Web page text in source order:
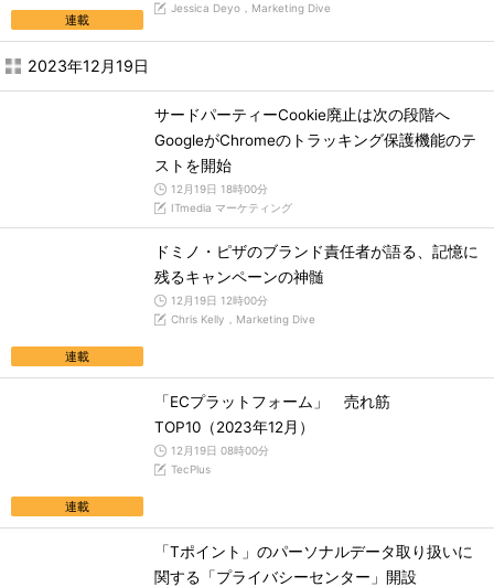
連載
Jessica Deyo，Marketing Dive
2023年12月19日
サードパーティーCookie廃止は次の段階へ
GoogleがChromeのトラッキング保護機能のテ
ストを開始
12月19日 18時00分
ITmedia マーケティング
連載
ドミノ・ピザのブランド責任者が語る、記憶に
残るキャンペーンの神髄
12月19日 12時00分
Chris Kelly，Marketing Dive
連載
「ECプラットフォーム」 売れ筋
TOP10（2023年12月）
12月19日 08時00分
TecPlus
「Tポイント」のパーソナルデータ取り扱いに
関する「プライバシーセンター」開設